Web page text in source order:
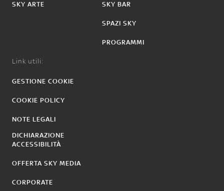
SKY ARTE SKY BAR
SPAZI SKY
PROGRAMMI
Link utili:
GESTIONE COOKIE
COOKIE POLICY
NOTE LEGALI
DICHIARAZIONE
ACCESSIBILITÀ
OFFERTA SKY MEDIA
CORPORATE